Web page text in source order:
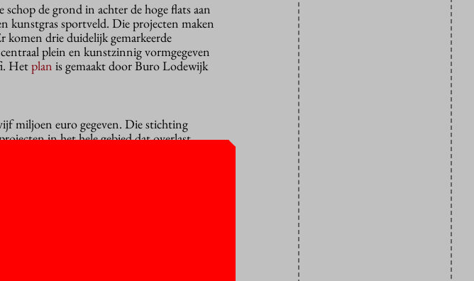
de grond in achter de hoge flats aan
kunstgras sportveld. Die projecten maken
komen drie duidelijk gemarkeerde
plein en kunstzinnig vormgegeven
Hetplan is gemaakt door Buro Lodewijk
miljoen euro gegeven. Die stichting
in het hele gebied dat overlast
om het verblijf in de buitenruimte
is, steekt ook zo’n vijf miljoen euro
in de slootjes en vijvertjes extra
is aan de oevers te verblijven. Een
stallingen nauwelijks gebruikt, Bewoners
stallingen moet dat probleem